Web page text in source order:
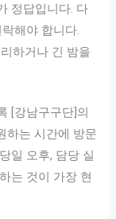
정답입니다. 다
해야 합니다.
하거나 긴 밤을
[강남구구단]의
하는 시간에 방문
일 오후, 담당 실
는 것이 가장 현